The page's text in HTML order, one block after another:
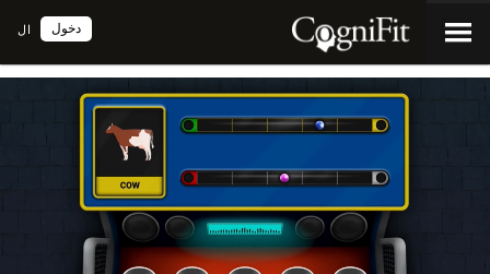
ال دخول